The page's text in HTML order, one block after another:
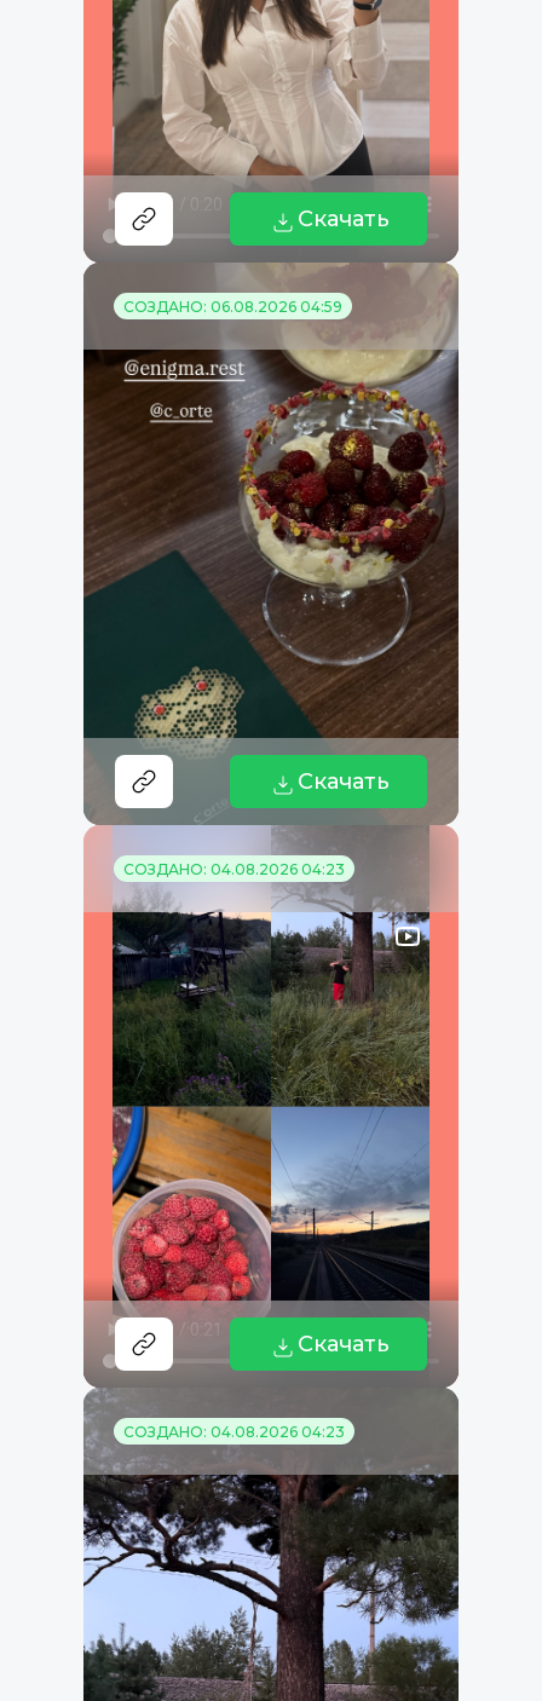
Скачать
СОЗДАНО: 06.08.2026 04:59
Скачать
СОЗДАНО: 04.08.2026 04:23
Скачать
СОЗДАНО: 04.08.2026 04:23